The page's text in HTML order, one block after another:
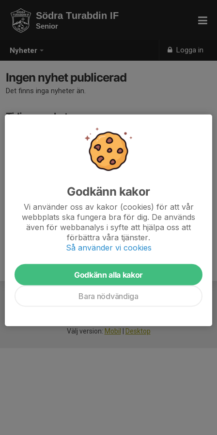
Nyheter Logga in
Södra Turabdin IF
Senior
Ingen nyhet publicerad
Det finns inga nyheter än.
Tidigare nyheter
Det finns inga tidigare nyheter
Välj version: Mobil Desktop
Godkänn kakor
Vi använder oss av kakor (cookies) för att vår
webbplats ska fungera bra för dig. De används
även för webbanalys i syfte att hjälpa oss att
förbättra våra tjänster.
Så använder vi cookies
Godkänn alla kakor
Bara nödvändiga